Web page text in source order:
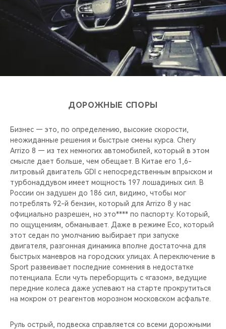
ДОРОЖНЫЕ СПОРЫ
Бизнес — это, по определению, высокие скорости,
неожиданные решения и быстрые смены курса. Chery
Arrizo 8 — из тех немногих автомобилей, который в этом
смысле дает больше, чем обещает. В Китае его 1,6-
литровый двигатель GDI с непосредственным впрыском и
турбонаддувом имеет мощность 197 лошадиных сил. В
России он задушен до 186 сил, видимо, чтобы мог
потреблять 92-й бензин, который для Arrizo 8 у нас
официально разрешен, но это**** по паспорту. Который,
по ощущениям, обманывает. Даже в режиме Eco, который
этот седан по умолчанию выбирает при запуске
двигателя, разгонная динамика вполне достаточна для
быстрых маневров на городских улицах. А переключение в
Sport развеивает последние сомнения в недостатке
потенциала. Если чуть переборщить с «газом», ведущие
передние колеса даже успевают на старте прокрутиться
на мокром от реагентов морозном московском асфальте.
Руль острый, подвеска справляется со всеми дорожными